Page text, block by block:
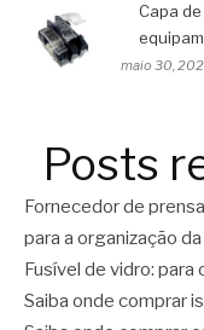
Capa
maio 30,
Posts
Fornecedor de
para a organização
Fusível de vidro:
Saiba onde comprar